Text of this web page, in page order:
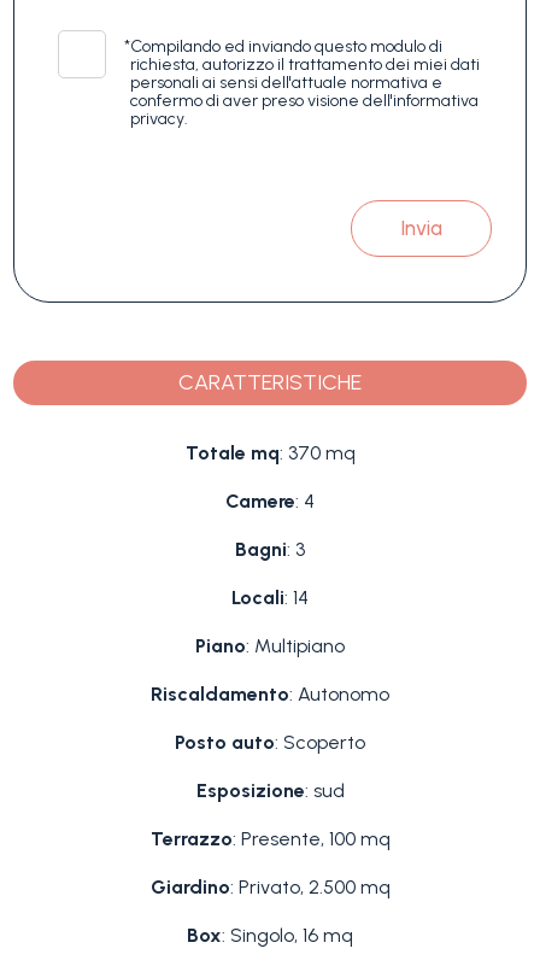
*Compilando ed inviando questo modulo di
richiesta, autorizzo il trattamento dei miei dati
personali ai sensi dell'attuale normativa e
confermo di aver preso visione dell'informativa
privacy.
Invia
CARATTERISTICHE
Totale mq: 370 mq
Camere: 4
Bagni: 3
Locali: 14
Piano: Multipiano
Riscaldamento: Autonomo
Posto auto: Scoperto
Esposizione: sud
Terrazzo: Presente, 100 mq
Giardino: Privato, 2.500 mq
Box: Singolo, 16 mq